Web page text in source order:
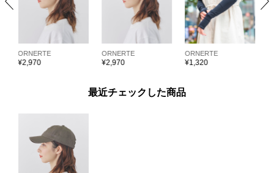
ORNERTE
¥2,970
ORNERTE
¥2,970
ORNERTE
¥1,320
最近チェックした商品